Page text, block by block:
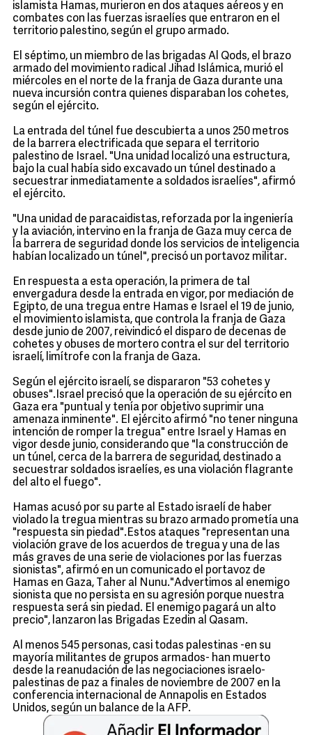
islamista Hamas, murieron en dos ataques aéreos y en
combates con las fuerzas israelíes que entraron en el
territorio palestino, según el grupo armado.
El séptimo, un miembro de las brigadas Al Qods, el brazo
armado del movimiento radical Jihad Islámica, murió el
miércoles en el norte de la franja de Gaza durante una
nueva incursión contra quienes disparaban los cohetes,
según el ejército.
La entrada del túnel fue descubierta a unos 250 metros
de la barrera electrificada que separa el territorio
palestino de Israel. "Una unidad localizó una estructura,
bajo la cual había sido excavado un túnel destinado a
secuestrar inmediatamente a soldados israelíes", afirmó
el ejército.
"Una unidad de paracaidistas, reforzada por la ingeniería
y la aviación, intervino en la franja de Gaza muy cerca de
la barrera de seguridad donde los servicios de inteligencia
habían localizado un túnel", precisó un portavoz militar.
En respuesta a esta operación, la primera de tal
envergadura desde la entrada en vigor, por mediación de
Egipto, de una tregua entre Hamas e Israel el 19 de junio,
el movimiento islamista, que controla la franja de Gaza
desde junio de 2007, reivindicó el disparo de decenas de
cohetes y obuses de mortero contra el sur del territorio
israelí, limítrofe con la franja de Gaza.
Según el ejército israelí, se dispararon "53 cohetes y
obuses".Israel precisó que la operación de su ejército en
Gaza era "puntual y tenía por objetivo suprimir una
amenaza inminente". El ejército afirmó "no tener ninguna
intención de romper la tregua" entre Israel y Hamas en
vigor desde junio, considerando que "la construcción de
un túnel, cerca de la barrera de seguridad, destinado a
secuestrar soldados israelíes, es una violación flagrante
del alto el fuego".
Hamas acusó por su parte al Estado israelí de haber
violado la tregua mientras su brazo armado prometía una
"respuesta sin piedad".Estos ataques "representan una
violación grave de los acuerdos de tregua y una de las
más graves de una serie de violaciones por las fuerzas
sionistas", afirmó en un comunicado el portavoz de
Hamas en Gaza, Taher al Nunu."Advertimos al enemigo
sionista que no persista en su agresión porque nuestra
respuesta será sin piedad. El enemigo pagará un alto
precio", lanzaron las Brigadas Ezedin al Qasam.
Al menos 545 personas, casi todas palestinas -en su
mayoría militantes de grupos armados- han muerto
desde la reanudación de las negociaciones israelo-
palestinas de paz a finales de noviembre de 2007 en la
conferencia internacional de Annapolis en Estados
Unidos, según un balance de la AFP.